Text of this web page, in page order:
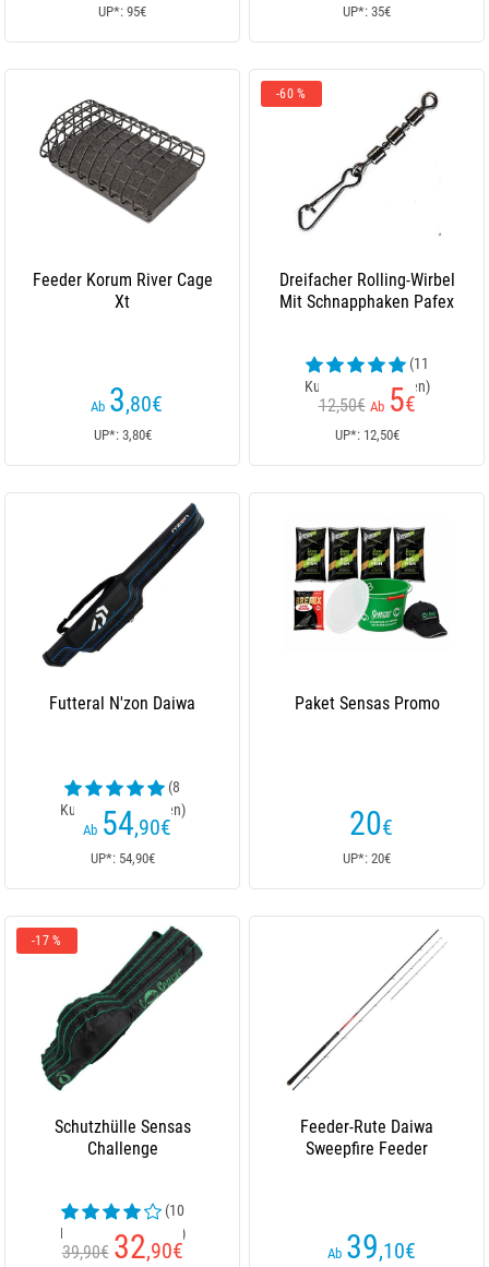
UP*: 95€ UP*: 35€
Feeder Korum River Cage
Xt
Ab 3,80€
UP*: 3,80€
-60 %
Dreifacher Rolling-Wirbel
Mit Schnapphaken Pafex
(11
Kundenrezensionen)
12,50€ Ab 5€
UP*: 12,50€
Futteral N'zon Daiwa
(8
Kundenrezensionen)
Ab 54,90€
UP*: 54,90€
Paket Sensas Promo
20€
UP*: 20€
-17 %
Schutzhülle Sensas
Challenge
(10
Kundenrezensionen)
39,90€ 32,90€
Feeder-Rute Daiwa
Sweepfire Feeder
Ab 39,10€